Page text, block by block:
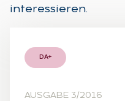
interessieren.
DA+
AUSGABE 3/2016